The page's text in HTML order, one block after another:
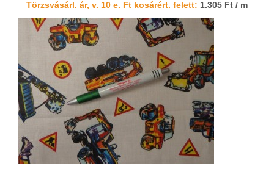
Törzsvásárl. ár, v. 10 e. Ft kosárért. felett: 1.305 Ft / m